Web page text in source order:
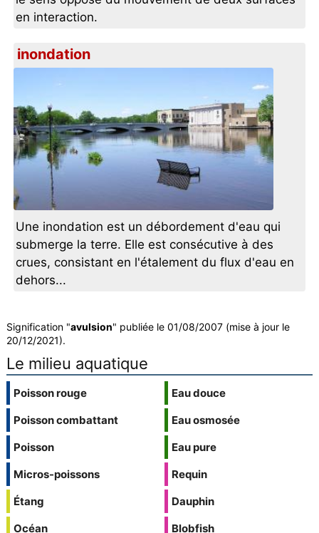
en interaction.
inondation
Une inondation est un débordement d'eau qui
submerge la terre. Elle est consécutive à des
crues, consistant en l'étalement du flux d'eau en
dehors...
Signification "avulsion" publiée le 01/08/2007 (mise à jour le
20/12/2021).
Le milieu aquatique
Poisson rouge
Poisson combattant
Poisson
Micros-poissons
Étang
Océan
Eau douce
Eau osmosée
Eau pure
Requin
Dauphin
Blobfish